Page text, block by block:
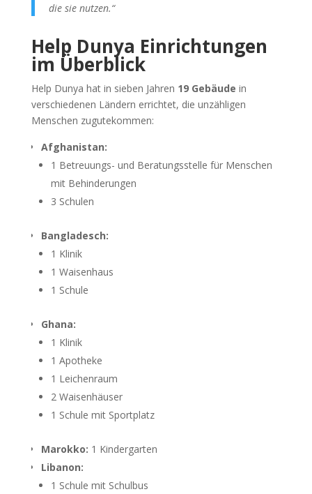
die sie nutzen.“
Help Dunya Einrichtungen
im Überblick
Help Dunya hat in sieben Jahren 19 Gebäude in
verschiedenen Ländern errichtet, die unzähligen
Menschen zugutekommen:
Afghanistan:
1 Betreuungs- und Beratungsstelle für Menschen
mit Behinderungen
3 Schulen
Bangladesch:
1 Klinik
1 Waisenhaus
1 Schule
Ghana:
1 Klinik
1 Apotheke
1 Leichenraum
2 Waisenhäuser
1 Schule mit Sportplatz
Marokko: 1 Kindergarten
Libanon:
1 Schule mit Schulbus